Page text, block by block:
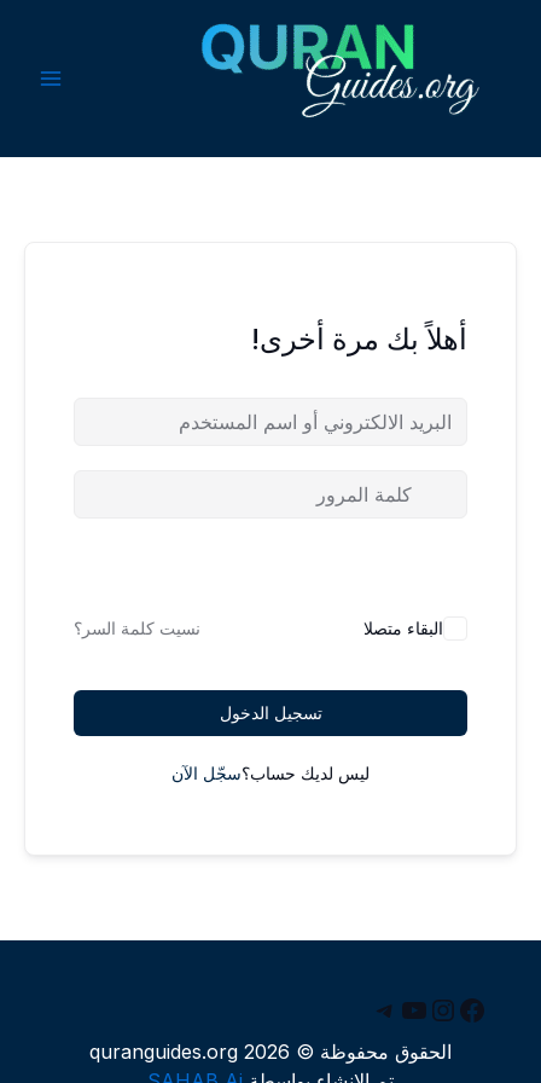
أهلاً بك مرة أخرى!
البقاء متصلا نسيت كلمة السر؟
تسجيل الدخول
ليس لديك حساب؟سجّل الآن
فيسبوكإنستجرام
يوتيوب
تيليجرام
الحقوق محفوظة © 2026 quranguides.org